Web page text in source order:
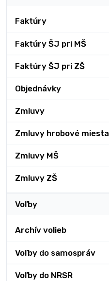
Faktúry
Faktúry ŠJ pri MŠ
Faktúry ŠJ pri ZŠ
Objednávky
Zmluvy
Zmluvy hrobové miesta
Zmluvy MŠ
Zmluvy ZŠ
Voľby
Archív volieb
Voľby do samospráv
Voľby do NRSR